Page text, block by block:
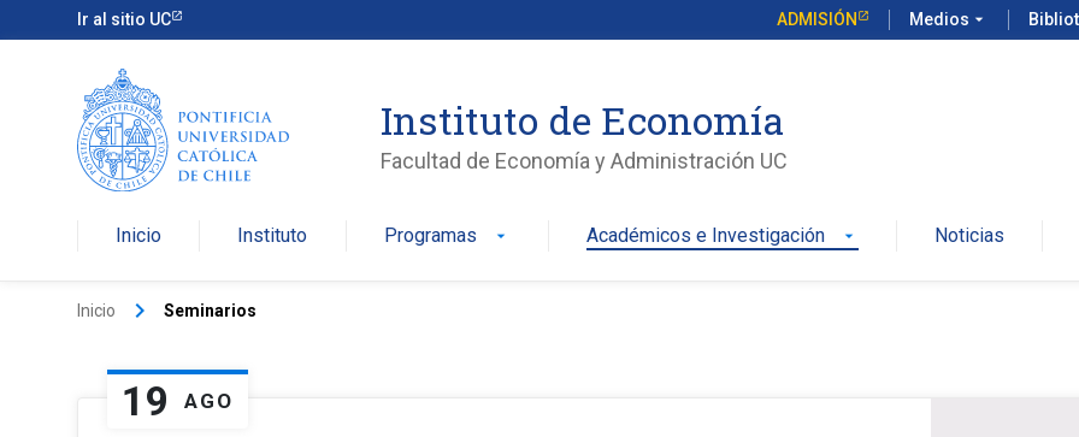
Ir al sitio UC ADMISIÓN Medios arrow_drop_down
Instituto de Economía
Facultad de Economía y Administración UC
Inicio Instituto Programas arrow_drop_down Académicos e Investigación arrow_drop_down Noticias
Inicio keyboard_arrow_right Seminarios
19 AGO